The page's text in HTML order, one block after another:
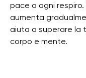
pace a ogni respiro.
aumenta
aiuta a superare la
corpo e mente.